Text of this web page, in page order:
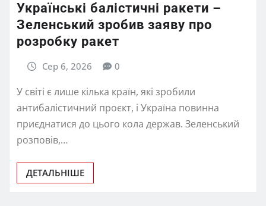
Українські балістичні ракети –
Зеленський зробив заяву про
розробку ракет
Сер 6, 2026 0
У світі є лише кілька країн, які зробили
антибалістичний проєкт, і Україна повинна
приєднатися до цього кола держав. Зеленський
розповів,…
ДЕТАЛЬНІШЕ